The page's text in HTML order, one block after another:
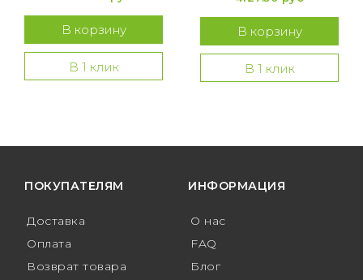
В корзину
В 1 клик
В корзину
В 1 клик
ПОКУПАТЕЛЯМ
Доставка
Оплата
Возврат товара
ИНФОРМАЦИЯ
О нас
FAQ
Блог